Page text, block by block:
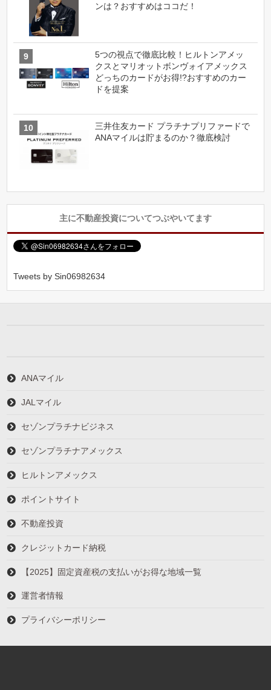
ンは？おすすめはココだ！
5つの視点で徹底比較！ヒルトンアメッ
クスとマリオットボンヴォイアメックス
どっちのカードがお得!?おすすめのカー
ドを提案
三井住友カード プラチナプリファードで
ANAマイルは貯まるのか？徹底検討
主に不動産投資についてつぶやいてます
Tweets by Sin06982634
ANAマイル
JALマイル
セゾンプラチナビジネス
セゾンプラチナアメックス
ヒルトンアメックス
ポイントサイト
不動産投資
クレジットカード納税
【2025】固定資産税の支払いがお得な地域一覧
運営者情報
プライバシーポリシー